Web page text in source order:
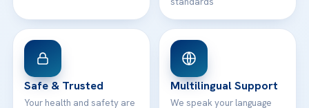
Safe & Trusted
Your health and safety are
Multilingual Support
We speak your language